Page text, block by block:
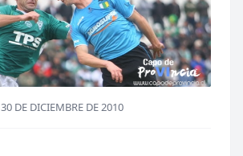
30 DE DICIEMBRE DE 2010